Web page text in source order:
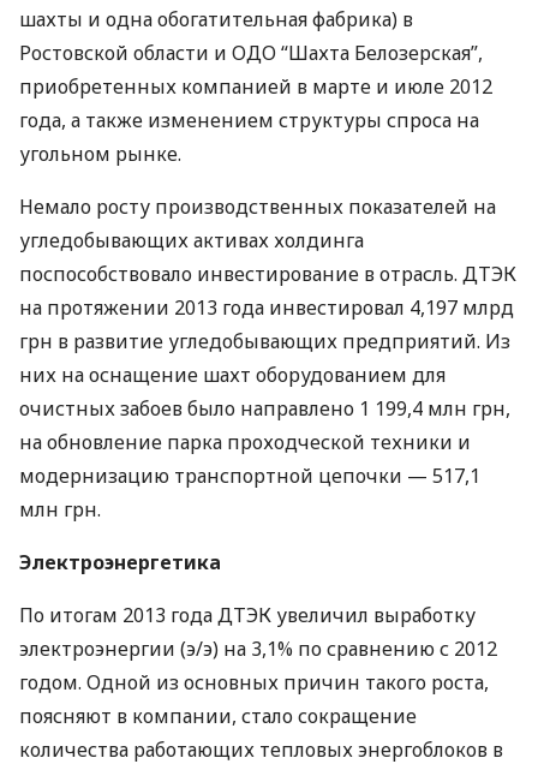
шахты и одна обогатительная фабрика) в
Ростовской области и ОДО “Шахта Белозерская”,
приобретенных компанией в марте и июле 2012
года, а также изменением структуры спроса на
угольном рынке.
Немало росту производственных показателей на
угледобывающих активах холдинга
поспособствовало инвестирование в отрасль. ДТЭК
на протяжении 2013 года инвестировал 4,197 млрд
грн в развитие угледобывающих предприятий. Из
них на оснащение шахт оборудованием для
очистных забоев было направлено 1 199,4 млн грн,
на обновление парка проходческой техники и
модернизацию транспортной цепочки — 517,1
млн грн.
Электроэнергетика
По итогам 2013 годаДТЭК увеличил выработку
электроэнергии (э/э) на 3,1% по сравнению с 2012
годом. Одной из основных причин такого роста,
поясняют в компании, стало сокращение
количества работающих тепловых энергоблоков в